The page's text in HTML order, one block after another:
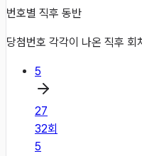
번호별 직후 동반
당첨번호 각각이 나온 직후
5
27
32회
5